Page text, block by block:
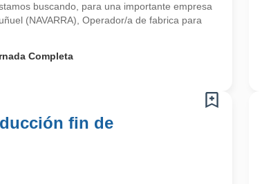
buscando, para una importante empresa
(NAVARRA), Operador/a de fabrica para
Completa
fin de